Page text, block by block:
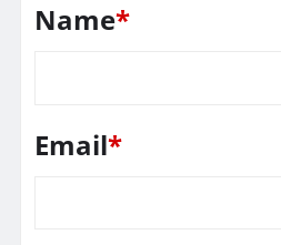
Name*
Email*